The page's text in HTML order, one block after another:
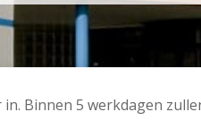
Binnen 5 werkdagen